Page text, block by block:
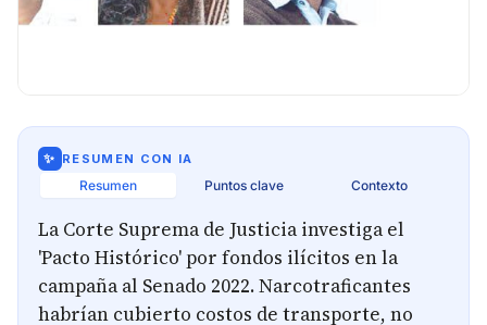
✨ RESUMEN CON IA
Resumen Puntos clave Contexto
La Corte Suprema de Justicia investiga el
'Pacto Histórico' por fondos ilícitos en la
campaña al Senado 2022. Narcotraficantes
habrían cubierto costos de transporte, no